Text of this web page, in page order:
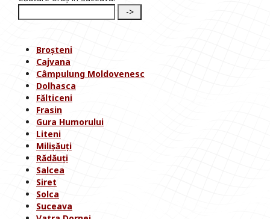
Broșteni
Cajvana
Câmpulung Moldovenesc
Dolhasca
Fălticeni
Frasin
Gura Humorului
Liteni
Milișăuți
Rădăuți
Salcea
Siret
Solca
Suceava